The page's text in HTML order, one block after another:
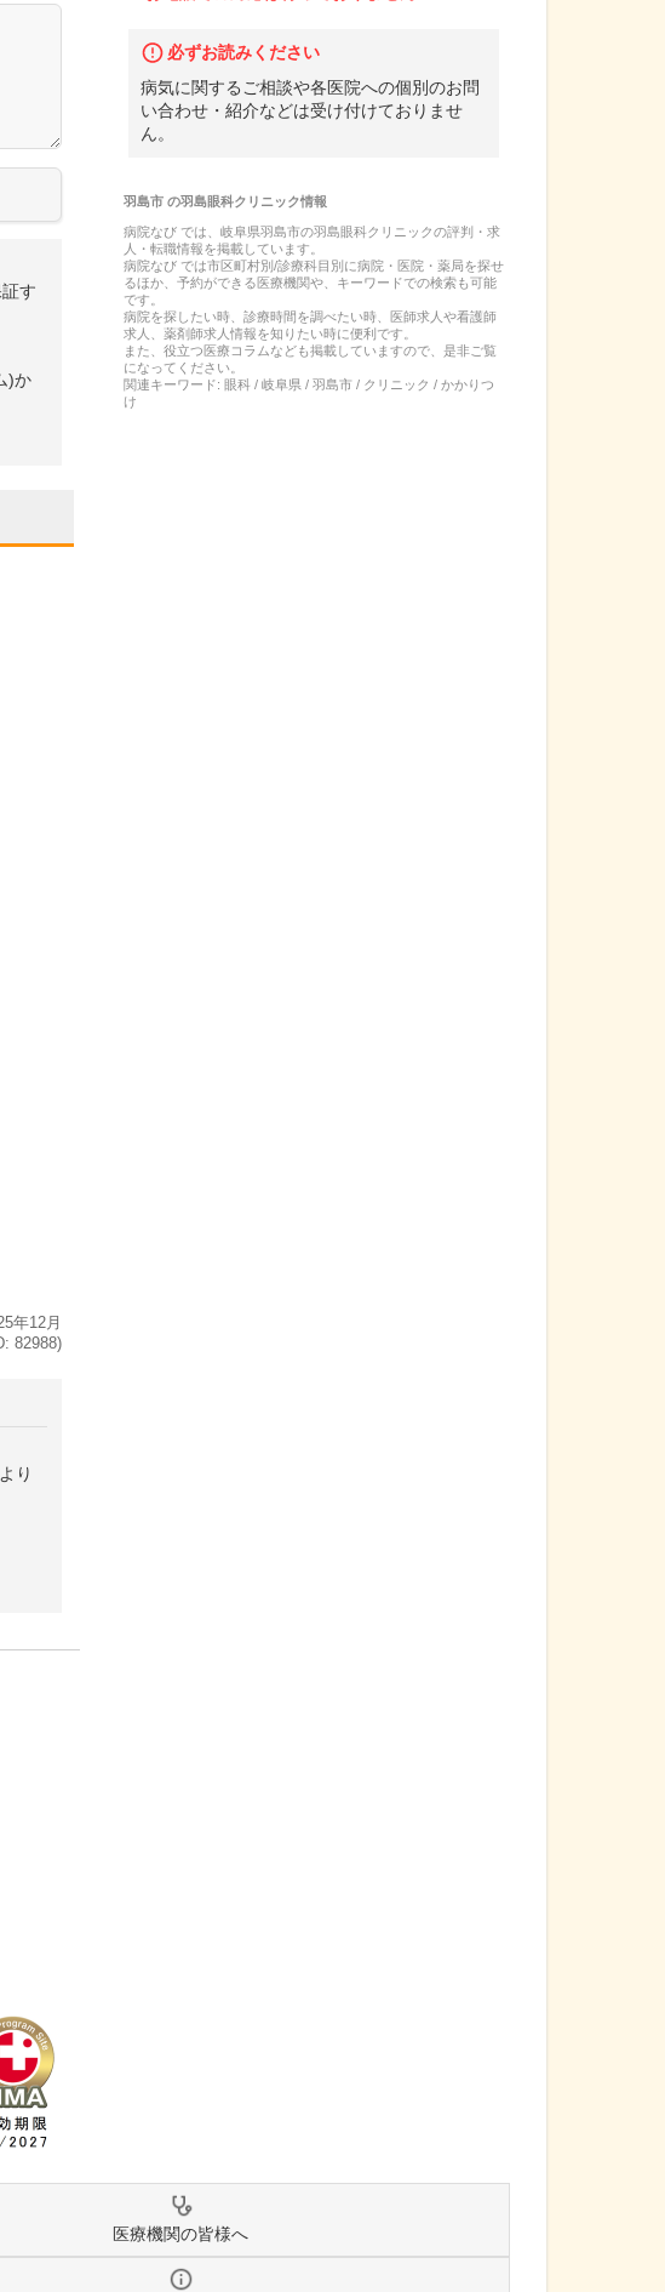
す
)か
年12月
82988)
り
必ずお読みください
病気に関するご相談や各医院への個別のお問
い合わせ・紹介などは受け付けておりませ
ん。
羽島市の羽島眼科クリニック情報
病院なび では、 岐阜県羽島市の羽島眼科クリニックの評判・求
人・転職情報を掲載しています。
病院なび では市区町村別/診療科目別に病院・医院・薬局を探せ
るほか、予約ができる医療機関や、キーワードでの検索も可能
です。
病院を探したい時、診療時間を調べたい時、医師求人や看護師
求人、薬剤師求人情報を知りたい時に便利です。
また、役立つ医療コラムなども掲載していますので、是非ご覧
になってください。
関連キーワード: 眼科 / 岐阜県 / 羽島市 / クリニック / かかりつ
け
医療機関の皆様へ